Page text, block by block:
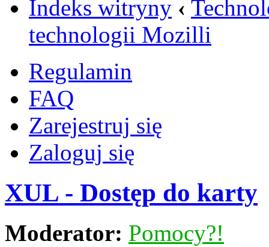
Indeks witryny ‹
technologii Mozilli
Regulamin
FAQ
Zarejestruj się
Zaloguj się
XUL - Dostęp do karty
Moderator: Pomocy?!